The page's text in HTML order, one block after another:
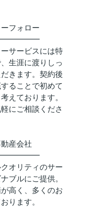
フォロー
サービスには特
生涯に渡りしっ
きます。契約後
ることで初めて
えております。
にご相談くださ
産会社
オリティのサー
ブルにご提供。
高く、多くのお
ります。